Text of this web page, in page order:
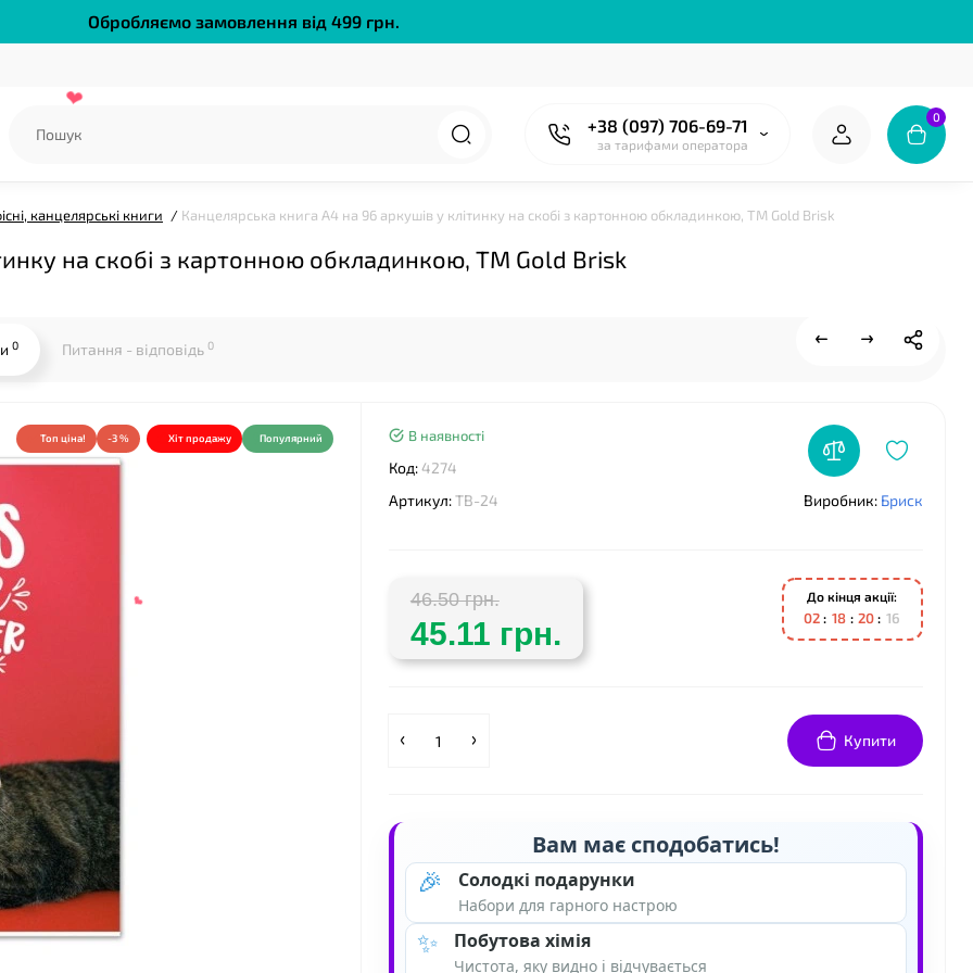
Обробляємо замовлення від 499 грн.
+38 (097) 706-69-71
за тарифами оператора
0
канцелярські книги Канцелярська книга А4 на 96 аркушів у клітинку на скобі з картонною обкладинкою, ТМ Gold Brisk
на скобі з картонною обкладинкою, ТМ Gold Brisk
0 Питання - відповідь 0
Топ ціна! -3 % Хіт продажу Популярний В наявності
Код:4274
Артикул:ТВ-24 Виробник: Бриск
46.50 грн.
45.11 грн.
До кінця акції:
02 18 20 15
Купити
Вам має сподобатись!
🎉 Солодкі подарунки
Набори для гарного настрою
✨ Побутова хімія
Чистота, яку видно і відчувається
❤